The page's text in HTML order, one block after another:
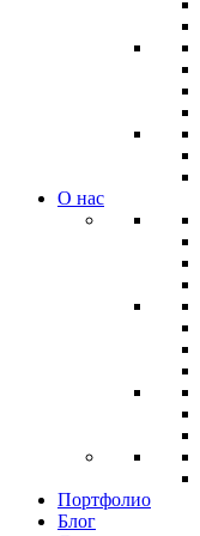
О нас
Портфолио
Блог